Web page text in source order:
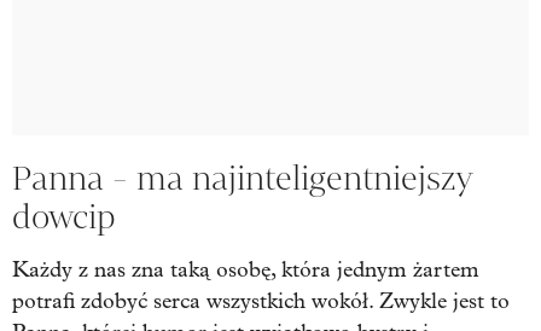
Panna - ma najinteligentniejszy
dowcip
Każdy z nas zna taką osobę, która jednym żartem
potrafi zdobyć serca wszystkich wokół. Zwykle jest to